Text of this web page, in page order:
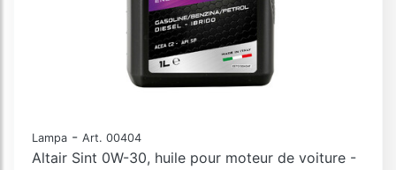
Lampa - Art. 00404
Altair Sint 0W-30, huile pour moteur de voiture -